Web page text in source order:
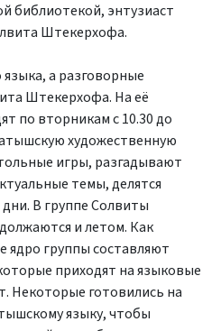
библиотекой, энтузиаст
Штекерхофа.
а разговорные
Штекерхофа. На её
по вторникам с 10.30 до
художественную
игры, разгадывают
темы, делятся
В группе Солвиты
и летом. Как
ядро группы составляют
приходят на языковые
Некоторые готовились на
языку, чтобы